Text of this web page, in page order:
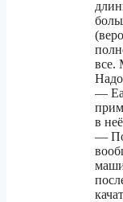
все.
—
в
— По